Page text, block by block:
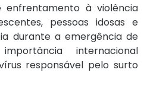
à violência
pessoas idosas e
durante a emergência de
internacional
responsável pelo surto